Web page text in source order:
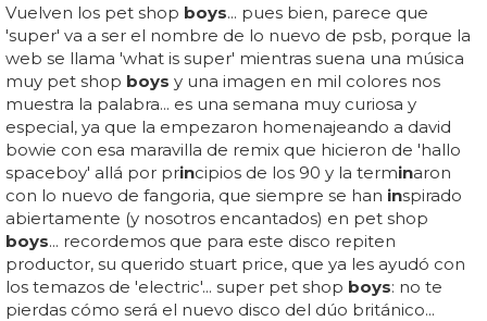
Vuelven los pet shop boys... pues bien, parece que
'super' va a ser el nombre de lo nuevo de psb, porque la
web se llama 'what is super' mientras suena una música
muy pet shop boys y una imagen en mil colores nos
muestra la palabra... es una semana muy curiosa y
especial, ya que la empezaron homenajeando a david
bowie con esa maravilla de remix que hicieron de 'hallo
spaceboy' allá por principios de los 90 y la terminaron
con lo nuevo de fangoria, que siempre se han inspirado
abiertamente (y nosotros encantados) en pet shop
boys... recordemos que para este disco repiten
productor, su querido stuart price, que ya les ayudó con
los temazos de 'electric'... super pet shop boys: no te
pierdas cómo será el nuevo disco del dúo británico...